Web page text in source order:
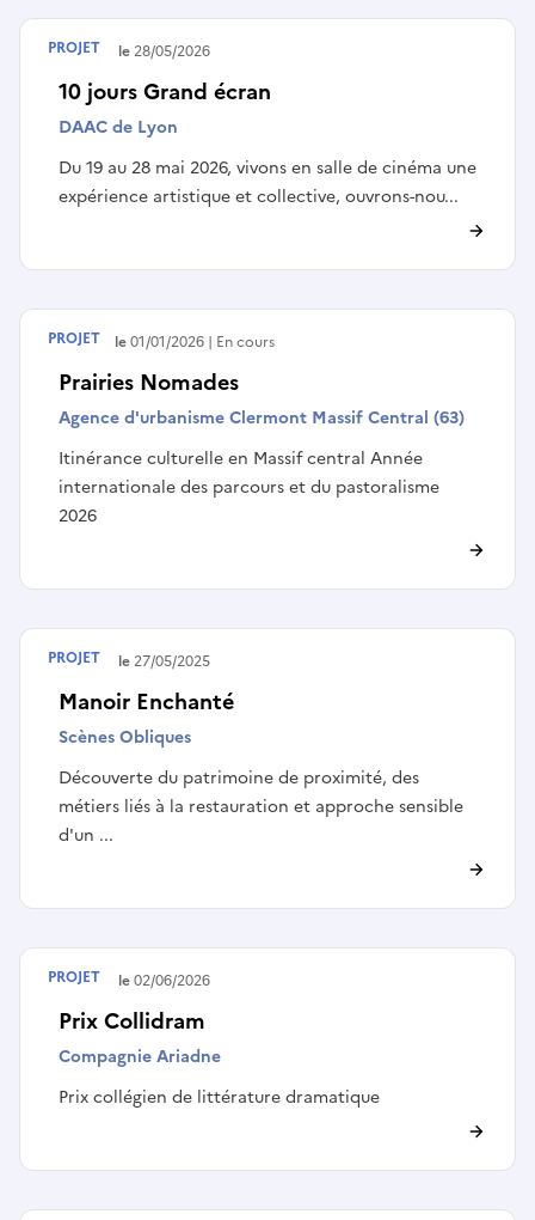
10 jours Grand écran
DAAC de Lyon
Du 19 au 28 mai 2026, vivons en salle de cinéma une
expérience artistique et collective, ouvrons-nou...
Terminé le28/05/2026
PROJET
Prairies Nomades
Agence d'urbanisme Clermont Massif Central (63)
Itinérance culturelle en Massif central Année
internationale des parcours et du pastoralisme
2026
Débute le01/01/2026 En cours
PROJET
Manoir Enchanté
Scènes Obliques
Découverte du patrimoine de proximité, des
métiers liés à la restauration et approche sensible
d'un ...
Terminé le27/05/2025
PROJET
Prix Collidram
Compagnie Ariadne
Prix collégien de littérature dramatique
Terminé le02/06/2026
PROJET